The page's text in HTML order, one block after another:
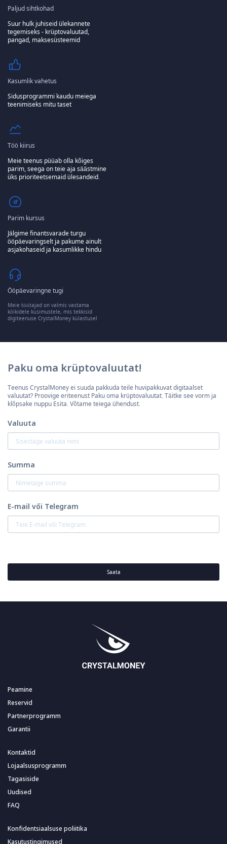
Paljud sihtkohad
Suur hulk juhiseid ülekannete
tegemiseks - krüptovaluutad,
pangad, maksesüsteemid
Kasumlik vahetus
Sidusprogrammi kaudu meiega
teenimiseks mitu taset
Töö kiirus
Meie teenus püüab olla kõiges
parim, seega on teie aja säästmine
üks prioriteetsemaid ülesandeid.
Parim kursus
Jälgime finantsvarade turgu
ööpäevaringselt ja pakume ainult
asjakohaseid ja kasumlikke hindu
Ööpäevaringne tugi
Meie töötajad on valmis vastama
kõikidele küsimustele, mis tekkisid
digiteenuse CrystalMoney külastusel
Paku oma krüptovaluutat!
Teenus CrystalMoney ei suuda pakkuda teile huvipakkuvat digitaalset
valuutat? Proovige eriteenust Paku oma krüptovaluutat. Täitke see vorm ja
klõpsake nuppu Esita. Võtame teiega ühendust.
Valuuta
Summa
E-mail vői Telegram
Saata
Peamine
Reservid
Partnerprogramm
Garantii
Kontaktid
Lojaalsusprogramm
Tagasiside
Uudised
FAQ
Konfidentsiaalsuse poliitika
Kasutustingimused